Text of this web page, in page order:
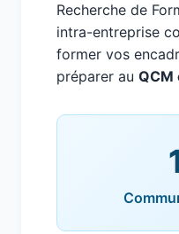
Recherche de
intra-entreprise
former vos
préparer au QCM